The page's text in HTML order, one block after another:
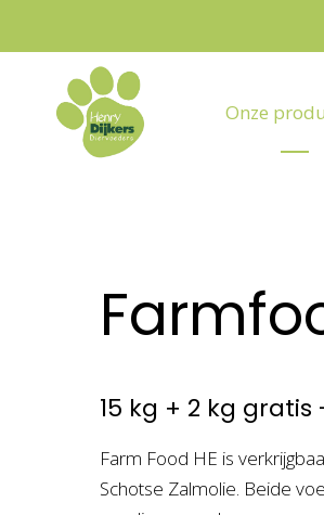
Onze
15 kg + 2 kg gratis
Farm Food HE is
Schotse Zalmolie. Beide